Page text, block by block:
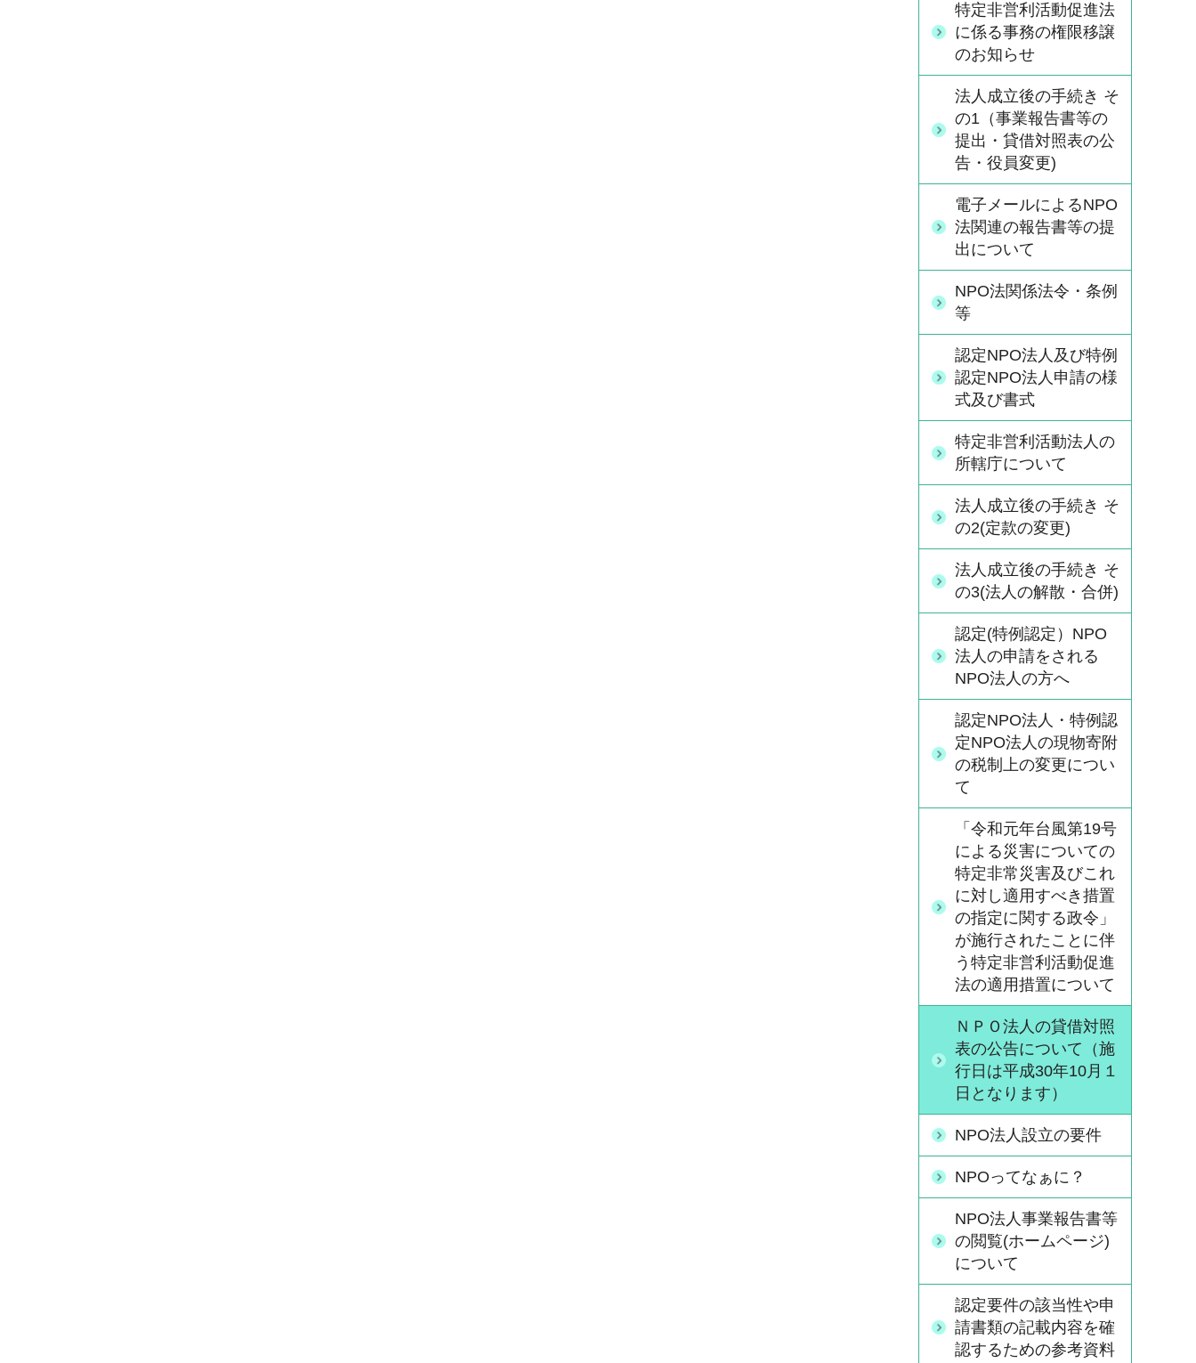
特定非営利活動促進法
に係る事務の権限移譲
のお知らせ
法人成立後の手続き そ
の1（事業報告書等の
提出・貸借対照表の公
告・役員変更)
電子メールによるNPO
法関連の報告書等の提
出について
NPO法関係法令・条例
等
認定NPO法人及び特例
認定NPO法人申請の様
式及び書式
特定非営利活動法人の
所轄庁について
法人成立後の手続き そ
の2(定款の変更)
法人成立後の手続き そ
の3(法人の解散・合併)
認定(特例認定）NPO
法人の申請をされる
NPO法人の方へ
認定NPO法人・特例認
定NPO法人の現物寄附
の税制上の変更につい
て
「令和元年台風第19号
による災害についての
特定非常災害及びこれ
に対し適用すべき措置
の指定に関する政令」
が施行されたことに伴
う特定非営利活動促進
法の適用措置について
ＮＰＯ法人の貸借対照
表の公告について（施
行日は平成30年10月１
日となります）
NPO法人設立の要件
NPOってなぁに？
NPO法人事業報告書等
の閲覧(ホームページ)
について
認定要件の該当性や申
請書類の記載内容を確
認するための参考資料